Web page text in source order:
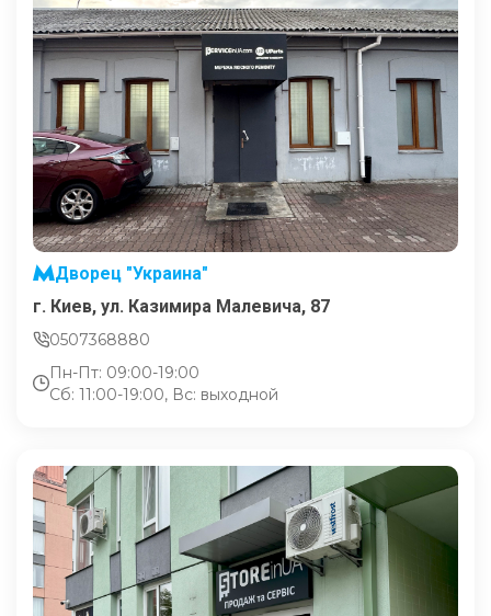
Дворец "Украина"
г. Киев, ул. Казимира Малевича, 87
0507368880
Пн-Пт: 09:00-19:00
Сб: 11:00-19:00, Вс: выходной